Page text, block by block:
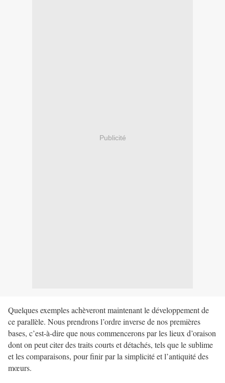
Publicité
Quelques exemples achèveront maintenant le développement de
ce parallèle. Nous prendrons l’ordre inverse de nos premières
bases, c’est-à-dire que nous commencerons par les lieux d’oraison
dont on peut citer des traits courts et détachés, tels que le sublime
et les comparaisons, pour finir par la simplicité et l’antiquité des
mœurs.